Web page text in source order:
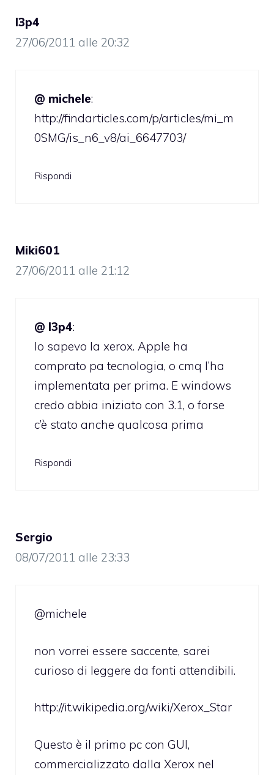
l3p4
27/06/2011 alle 20:32
@ michele:
http://findarticles.com/p/articles/mi_m
0SMG/is_n6_v8/ai_6647703/
Rispondi
Miki601
27/06/2011 alle 21:12
@ l3p4:
Io sapevo la xerox. Apple ha
comprato pa tecnologia, o cmq l’ha
implementata per prima. E windows
credo abbia iniziato con 3.1, o forse
c’è stato anche qualcosa prima
Rispondi
Sergio
08/07/2011 alle 23:33
@michele
non vorrei essere saccente, sarei
curioso di leggere da fonti attendibili.
http://it.wikipedia.org/wiki/Xerox_Star
Questo è il primo pc con GUI,
commercializzato dalla Xerox nel